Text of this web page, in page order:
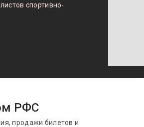
спортивно-
РФС
продажи билетов и